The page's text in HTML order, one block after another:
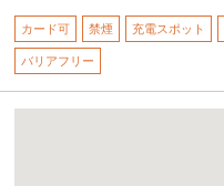
カード可 禁煙 充電スポット
バリアフリー